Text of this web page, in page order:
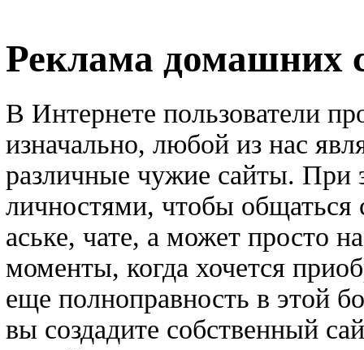
Реклама домашних
В Интернете пользователи
изначально, любой из нас
различные чужие сайты. При
личностями, чтобы общаться
аське, чате, а может просто
моменты, когда хочется
еще полноправность в этой
вы создадите собственный